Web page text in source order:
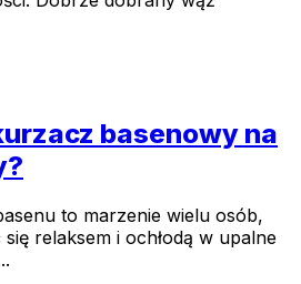
basenowy na
to marzenie wielu osób,
relaksem i ochłodą w upalne